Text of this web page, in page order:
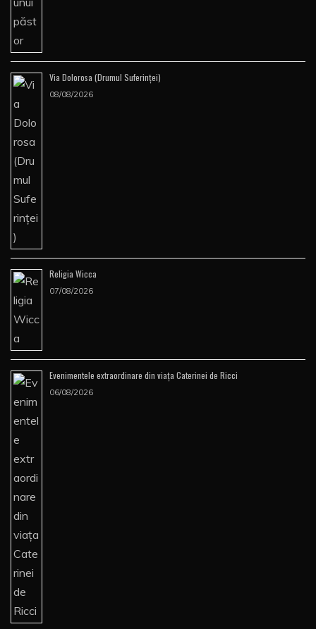
Via Dolorosa (Drumul Suferinţei)
08/08/2026
Religia Wicca
07/08/2026
Evenimentele extraordinare din viața Caterinei de Ricci
06/08/2026